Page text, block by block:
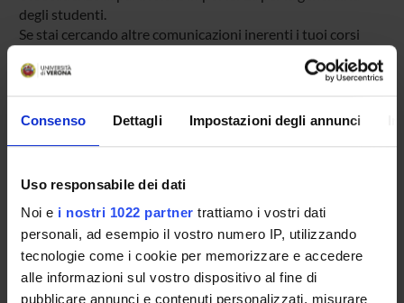
Consenso Dettagli Impostazioni degli annunci
Uso responsabile dei dati
Noi e i nostri 1022 partner trattiamo i vostri dati
personali, ad esempio il vostro numero IP, utilizzando
tecnologie come i cookie per memorizzare e accedere
alle informazioni sul vostro dispositivo al fine di
pubblicare annunci e contenuti personalizzati, misurare
degli studenti.
Se stai cercando altre comunicazioni inerenti i tuoi corsi
Cerca
TITOLO
Associazione Italiana Editori / Talents Venture: Nuova